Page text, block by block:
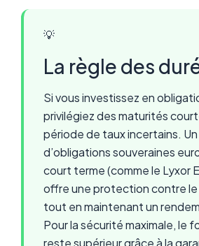
💡
La règle des
Si vous investissez en
privilégiez des maturités
période de taux incertains. Un
d’obligations souveraines
court terme (comme le Lyxor
offre une protection contre le
tout en maintenant un
Pour la sécurité maximale, le
reste supérieur grâce à la